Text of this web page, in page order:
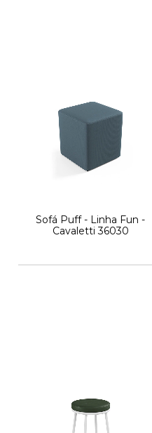
Sofá Puff - Linha Fun -
Cavaletti 36030